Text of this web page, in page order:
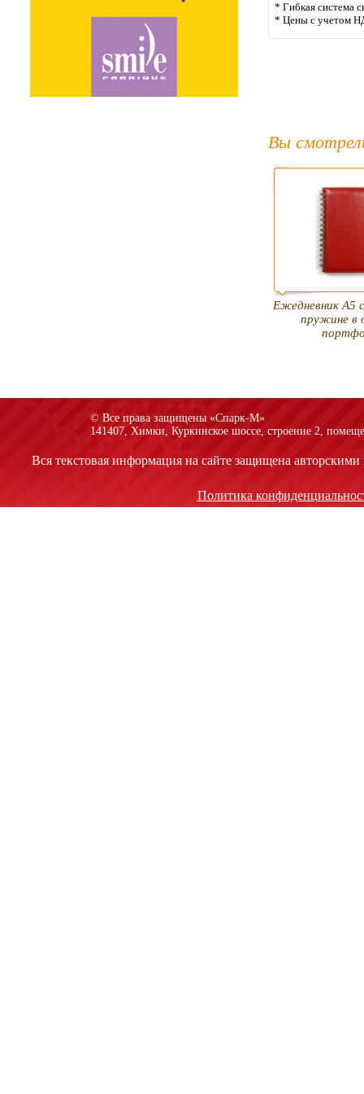
* Гибкая система
* Цены с учетом
Вы
Ежедневник А5
пружине в
© Все права защищены «Спарк-M»
141407, Химки, Куркинское шоссе, строение 2,
Вся текстовая информация на сайте защищена
Политика